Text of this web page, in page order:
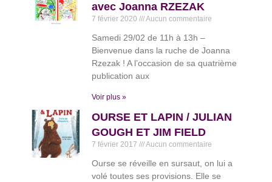
avec Joanna RZEZAK
7 février 2020 Aucun commentaire
Samedi 29/02 de 11h à 13h –
Bienvenue dans la ruche de Joanna
Rzezak ! A l’occasion de sa quatrième
publication aux
Voir plus »
OURSE ET LAPIN / JULIAN
GOUGH ET JIM FIELD
7 février 2017 Aucun commentaire
Ourse se réveille en sursaut, on lui a
volé toutes ses provisions. Elle se